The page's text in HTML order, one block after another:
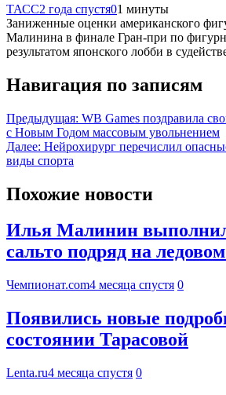
ТАСС2 года спустя01 минуты
Заниженные оценки американского
Малинина в финале Гран-при по
результатом японского лобби в
Навигация по записям
Предыдущая: WB Games поздравила
с Новым Годом массовым увольнением
Далее: Нейрохирург перечислил
виды спорта
Похожие новости
Илья Малинин
сальто подряд на
Чемпионат.com4 месяца спустя 0
Появились новые
состоянии Тарасовой
Lenta.ru4 месяца спустя 0